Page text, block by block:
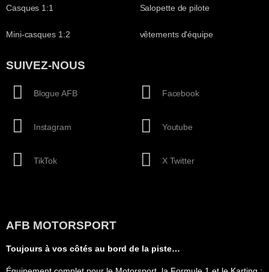
Casques 1:1
Mini-casques 1:2
Salopette de pilote
vêtements d'équipe
SUIVEZ-NOUS
Blogue AFB
Instagram
TikTok
Facebook
Youtube
X Twitter
AFB MOTORSPORT
Toujours à vos côtés au bord de la piste…